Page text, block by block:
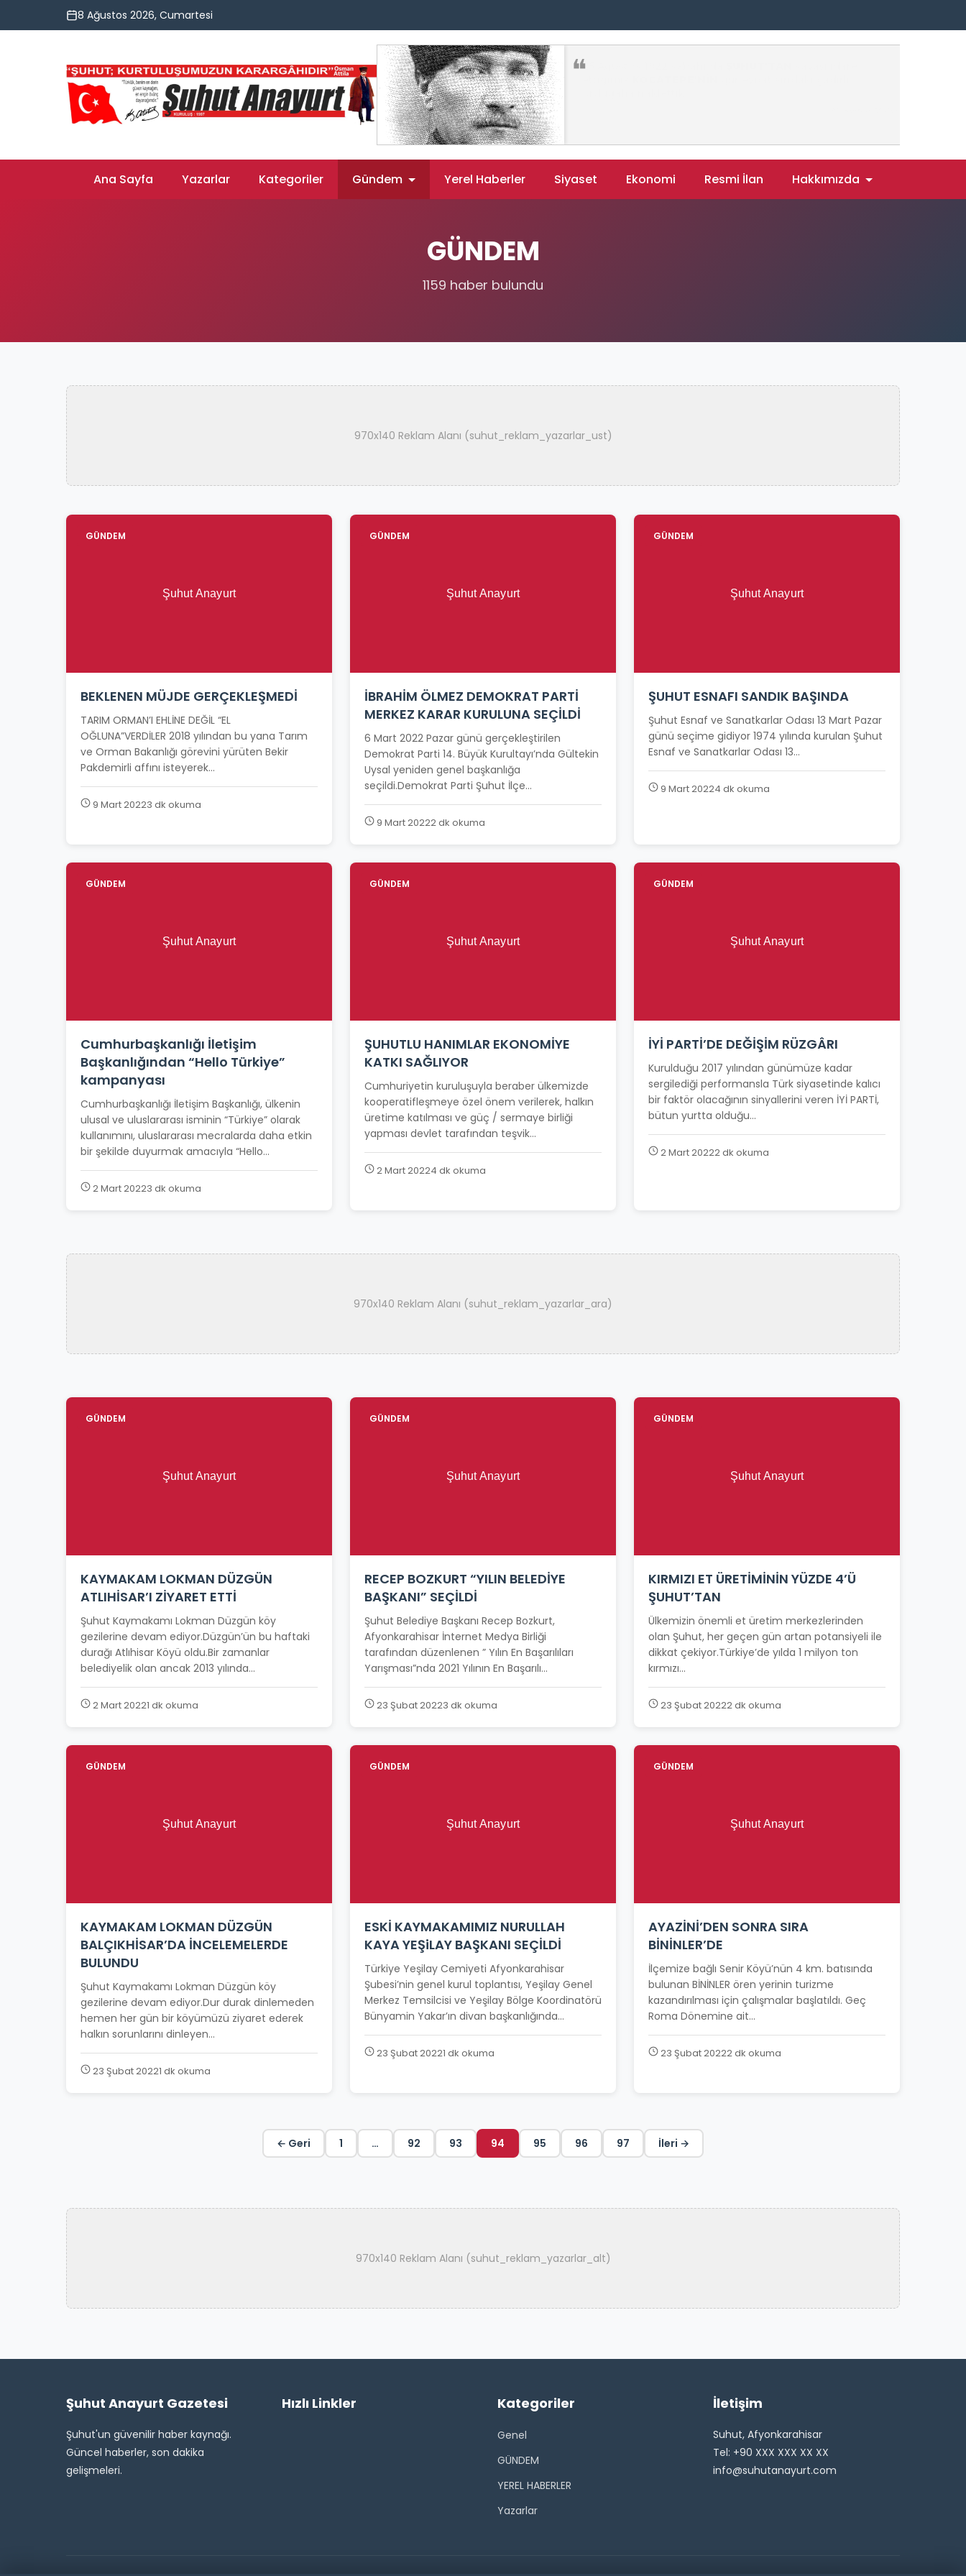
8 Ağustos 2026, Cumartesi
Ana Sayfa Yazarlar Kategoriler Gündem Yerel Haberler Siyaset Ekonomi Resmi İlan Hakkımızda
GÜNDEM
1159 haber bulundu
970x140 Reklam Alanı (suhut_reklam_yazarlar_ust)
GÜNDEM
BEKLENEN MÜJDE GERÇEKLEŞMEDİ
TARIM ORMAN’I EHLİNE DEĞİL “EL
OĞLUNA”VERDİLER 2018 yılından bu yana Tarım
ve Orman Bakanlığı görevini yürüten Bekir
Pakdemirli affını isteyerek...
9 Mart 20223 dk okuma
GÜNDEM
İBRAHİM ÖLMEZ DEMOKRAT PARTİ
MERKEZ KARAR KURULUNA SEÇİLDİ
6 Mart 2022 Pazar günü gerçekleştirilen
Demokrat Parti 14. Büyük Kurultayı’nda Gültekin
Uysal yeniden genel başkanlığa
seçildi.Demokrat Parti Şuhut İlçe...
9 Mart 20222 dk okuma
GÜNDEM
ŞUHUT ESNAFI SANDIK BAŞINDA
Şuhut Esnaf ve Sanatkarlar Odası 13 Mart Pazar
günü seçime gidiyor 1974 yılında kurulan Şuhut
Esnaf ve Sanatkarlar Odası 13...
9 Mart 20224 dk okuma
GÜNDEM
Cumhurbaşkanlığı İletişim
Başkanlığından “Hello Türkiye”
kampanyası
Cumhurbaşkanlığı İletişim Başkanlığı, ülkenin
ulusal ve uluslararası isminin “Türkiye” olarak
kullanımını, uluslararası mecralarda daha etkin
bir şekilde duyurmak amacıyla “Hello...
2 Mart 20223 dk okuma
GÜNDEM
ŞUHUTLU HANIMLAR EKONOMİYE
KATKI SAĞLIYOR
Cumhuriyetin kuruluşuyla beraber ülkemizde
kooperatifleşmeye özel önem verilerek, halkın
üretime katılması ve güç / sermaye birliği
yapması devlet tarafından teşvik...
2 Mart 20224 dk okuma
GÜNDEM
İYİ PARTİ’DE DEĞİŞİM RÜZGÂRI
Kurulduğu 2017 yılından günümüze kadar
sergilediği performansla Türk siyasetinde kalıcı
bir faktör olacağının sinyallerini veren İYİ PARTİ,
bütun yurtta olduğu...
2 Mart 20222 dk okuma
970x140 Reklam Alanı (suhut_reklam_yazarlar_ara)
GÜNDEM
KAYMAKAM LOKMAN DÜZGÜN
ATLIHİSAR’I ZİYARET ETTİ
Şuhut Kaymakamı Lokman Düzgün köy
gezilerine devam ediyor.Düzgün’ün bu haftaki
durağı Atlıhisar Köyü oldu.Bir zamanlar
belediyelik olan ancak 2013 yılında...
2 Mart 20221 dk okuma
GÜNDEM
RECEP BOZKURT “YILIN BELEDİYE
BAŞKANI” SEÇİLDİ
Şuhut Belediye Başkanı Recep Bozkurt,
Afyonkarahisar İnternet Medya Birliği
tarafından düzenlenen ” Yılın En Başarılıları
Yarışması”nda 2021 Yılının En Başarılı...
23 Şubat 20223 dk okuma
GÜNDEM
KIRMIZI ET ÜRETİMİNİN YÜZDE 4’Ü
ŞUHUT’TAN
Ülkemizin önemli et üretim merkezlerinden
olan Şuhut, her geçen gün artan potansiyeli ile
dikkat çekiyor.Türkiye’de yılda 1 milyon ton
kırmızı...
23 Şubat 20222 dk okuma
GÜNDEM
KAYMAKAM LOKMAN DÜZGÜN
BALÇIKHİSAR’DA İNCELEMELERDE
BULUNDU
Şuhut Kaymakamı Lokman Düzgün köy
gezilerine devam ediyor.Dur durak dinlemeden
hemen her gün bir köyümüzü ziyaret ederek
halkın sorunlarını dinleyen...
23 Şubat 20221 dk okuma
GÜNDEM
ESKİ KAYMAKAMIMIZ NURULLAH
KAYA YEŞiLAY BAŞKANI SEÇİLDİ
Türkiye Yeşilay Cemiyeti Afyonkarahisar
Şubesi’nin genel kurul toplantısı, Yeşilay Genel
Merkez Temsilcisi ve Yeşilay Bölge Koordinatörü
Bünyamin Yakar’ın divan başkanlığında...
23 Şubat 20221 dk okuma
GÜNDEM
AYAZİNİ’DEN SONRA SIRA
BİNİNLER’DE
İlçemize bağlı Senir Köyü’nün 4 km. batısında
bulunan BİNİNLER ören yerinin turizme
kazandırılması için çalışmalar başlatıldı. Geç
Roma Dönemine ait...
23 Şubat 20222 dk okuma
← Geri 1 … 92 93 94 95 96 97 İleri →
970x140 Reklam Alanı (suhut_reklam_yazarlar_alt)
Şuhut Anayurt Gazetesi
Şuhut'un güvenilir haber kaynağı.
Güncel haberler, son dakika
gelişmeleri.
Hızlı Linkler Kategoriler
Genel
GÜNDEM
YEREL HABERLER
Yazarlar
İletişim
Suhut, Afyonkarahisar
Tel: +90 XXX XXX XX XX
info@suhutanayurt.com